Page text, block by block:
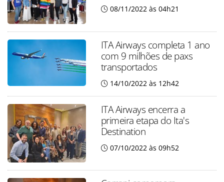
08/11/2022 às 04h21
ITA Airways completa 1 ano
com 9 milhões de paxs
transportados
14/10/2022 às 12h42
ITA Airways encerra a
primeira etapa do Ita's
Destination
07/10/2022 às 09h52